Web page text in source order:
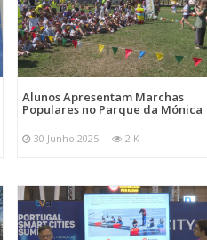
Alunos Apresentam Marchas
Populares no Parque da Mónica
30 Junho 2025 2 K